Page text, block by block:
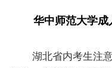
华中师范大学成
湖北省内考生注